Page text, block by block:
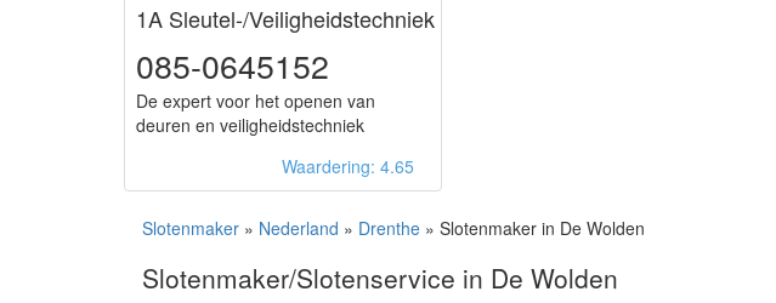
1A Sleutel-/Veiligheidstechniek
085-0645152
De expert voor het openen van
deuren en veiligheidstechniek
Waardering: 4.65
Slotenmaker » Nederland » Drenthe » Slotenmaker in De Wolden
Slotenmaker/Slotenservice in De Wolden